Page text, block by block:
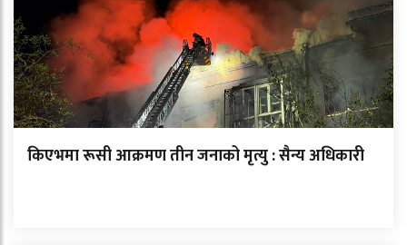
किएभमा रूसी आक्रमण तीन जनाको मृत्यु : सैन्य अधिकारी